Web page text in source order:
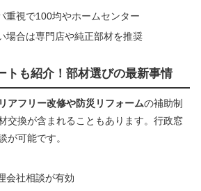
重視で100均やホームセンター
場合は専門店や純正部材を推奨
トも紹介！部材選びの最新事情
アフリー改修や防災リフォームの補助制
交換が含まれることもあります。行政窓
が可能です。
会社相談が有効